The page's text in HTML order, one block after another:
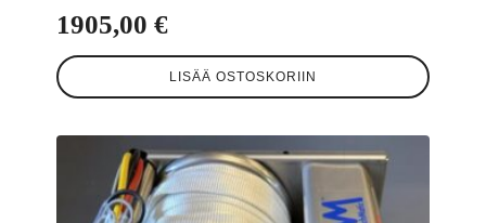
1905,00 €
LISÄÄ OSTOSKORIIN